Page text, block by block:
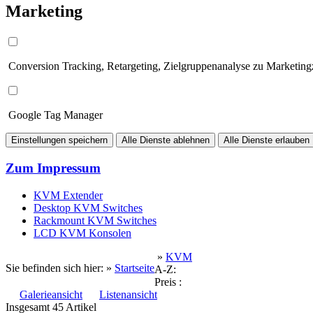
Marketing
Conversion Tracking, Retargeting, Zielgruppenanalyse zu
Google Tag Manager
Einstellungen speichern Alle Dienste ablehnen Alle Dienste erlauben
Zum Impressum
KVM Extender
Desktop KVM Switches
Rackmount KVM Switches
LCD KVM Konsolen
Sie befinden sich hier: » Startseite
» KVM
A-Z:
Preis :
Galerieansicht
Listenansicht
Insgesamt 45 Artikel